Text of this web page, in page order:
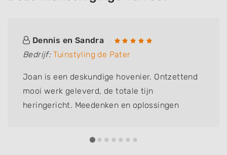
Dennis en Sandra
Bedrijf: Tuinstyling de Pater
Joan is een deskundige hovenier. Ontzettend
mooi werk geleverd, de totale tijn
heringericht. Meedenken en oplossingen